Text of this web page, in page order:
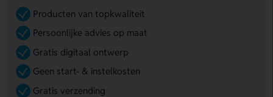
Producten van topkwaliteit
Persoonlijke advies op maat
Gratis digitaal ontwerp
Geen start- & instelkosten
Gratis verzending